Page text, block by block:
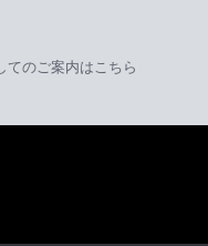
てのご案内はこちら